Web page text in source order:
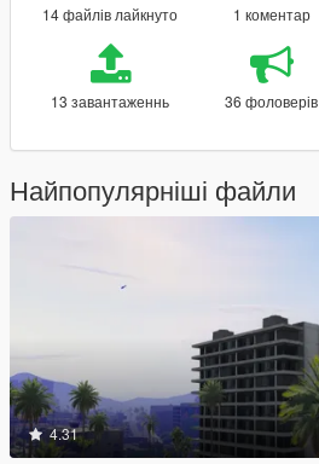
14 файлів лайкнуто 1 коментар
13 завантаженнь 36 фоловерів
Найпопулярніші файли
4.31